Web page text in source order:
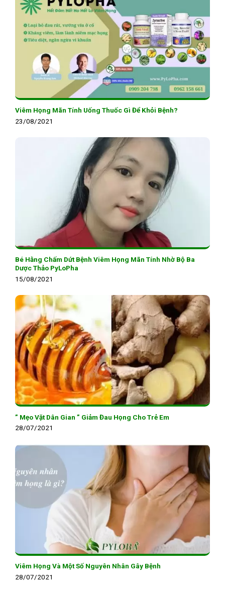
Viêm Họng Mãn Tính Uống Thuốc Gì Để Khỏi Bệnh?
23/08/2021
Bé Hằng Chấm Dứt Bệnh Viêm Họng Mãn Tính Nhờ Bộ Ba
Dược Thảo PyLoPha
15/08/2021
” Mẹo Vặt Dân Gian ” Giảm Đau Họng Cho Trẻ Em
28/07/2021
Viêm Họng Và Một Số Nguyên Nhân Gây Bệnh
28/07/2021